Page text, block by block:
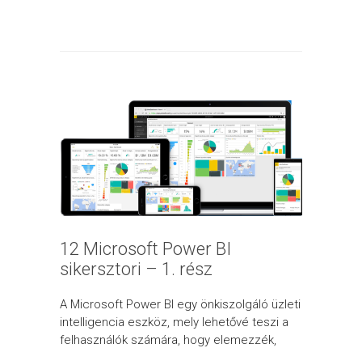
12 Microsoft Power BI
sikersztori – 1. rész
A Microsoft Power BI egy önkiszolgáló üzleti
intelligencia eszköz, mely lehetővé teszi a
felhasználók számára, hogy elemezzék,